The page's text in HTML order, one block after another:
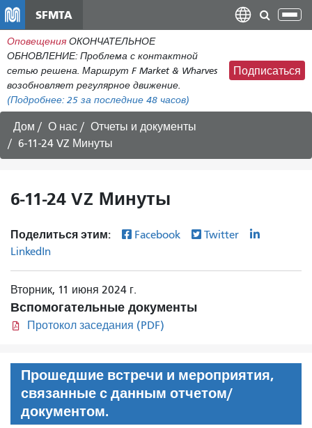
содержанию
SFMTA
Оповещения ОКОНЧАТЕЛЬНОЕ
ОБНОВЛЕНИЕ: Проблема с контактной
сетью решена. Маршрут F Market & Wharves
возобновляет регулярное движение.
(Подробнее: 25 за последние 48 часов)
Подписаться
Дом О нас
Отчеты и документы
6-11-24 VZ Минуты
6-11-24 VZ Минуты
Поделиться этим: Facebook
Twitter
LinkedIn
Вторник, 11 июня 2024 г.
Вспомогательные документы
Протокол заседания (PDF)
Прошедшие встречи и мероприятия,
связанные с данным отчетом/
документом.